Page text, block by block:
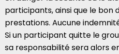
participants, ainsi que le bon
prestations. Aucune
Si un participant quitte le
sa responsabilité sera alors